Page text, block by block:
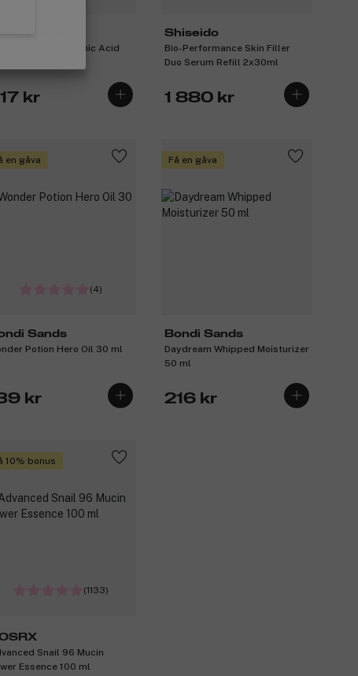
Skin Hyaluronic Acid
kr
Shiseido
Bio-Performance Skin Filler
Duo Serum Refill 2x30ml
1 880 kr
en gåva
(4)
Sands
Potion Hero Oil 30 ml
kr
Få en gåva
Bondi Sands
Daydream Whipped Moisturizer
50 ml
216 kr
10% bonus
(1133)
Snail 96 Mucin
Essence 100 ml